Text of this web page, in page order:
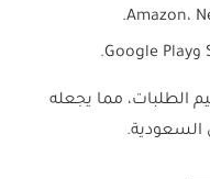
الطلبات، مما يجعله
السعودية.